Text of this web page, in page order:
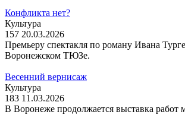
Конфликта нет?
Культура
157 20.03.2026
Премьеру спектакля по роману Ивана
Воронежском ТЮЗе.
Весенний вернисаж
Культура
183 11.03.2026
В Воронеже продолжается выставка работ